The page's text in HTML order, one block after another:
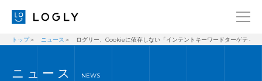
経営理念
トップ ニュース ログリー、Cookieに依存しない「インテントキーワードターゲティ
ニュース NEWS